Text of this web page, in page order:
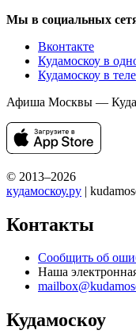
Мы в социальных
Вконтакте
Кудамоскоу в
Кудамоскоу в
Афиша Москвы — Куда
© 2013–2026
кудамоскоу.ру |
Контакты
Сообщить об
Наша
Кудамоскоу